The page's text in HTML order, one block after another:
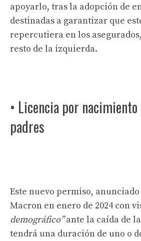
apoyarlo, tras la adopción de
destinadas a garantizar que
repercutiera en los
resto de la izquierda.
• Licencia por
padres
Este nuevo permiso,
Macron en enero de 2024 con
demográfico”ante la caída de
tendrá una duración de uno o